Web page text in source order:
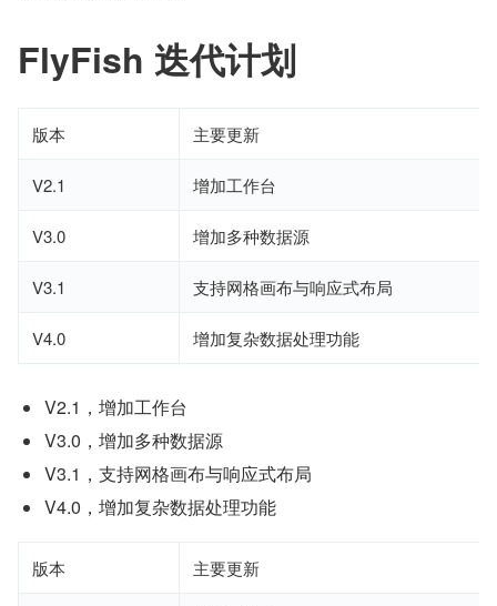
FlyFish 迭代计划
版本 主要更新
V2.1 增加工作台
V3.0 增加多种数据源
V3.1 支持网格画布与响应式布局
V4.0 增加复杂数据处理功能
V2.1，增加工作台
V3.0，增加多种数据源
V3.1，支持网格画布与响应式布局
V4.0，增加复杂数据处理功能
版本 主要更新